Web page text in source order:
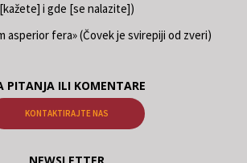
[kažete] i gde [se nalazite])
asperior fera» (Čovek je svirepiji od zveri)
PITANJA ILI KOMENTARE
KONTAKTIRAJTE NAS